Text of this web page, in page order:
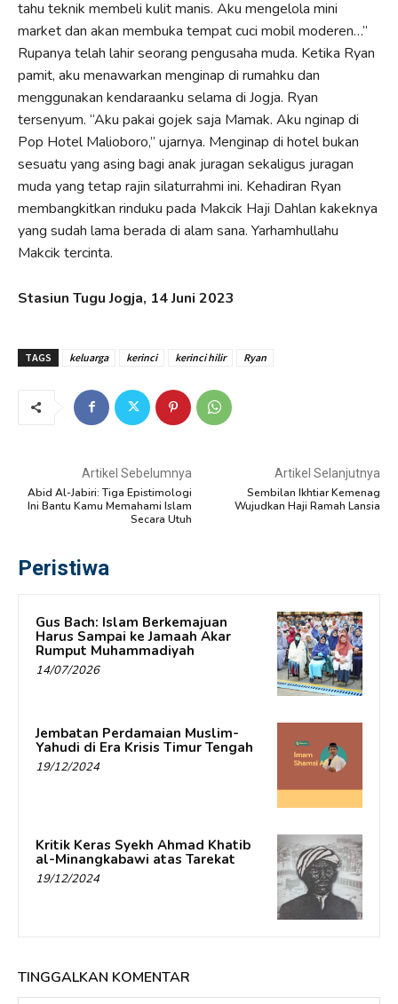
tahu teknik membeli kulit manis. Aku mengelola mini
market dan akan membuka tempat cuci mobil moderen…”
Rupanya telah lahir seorang pengusaha muda. Ketika Ryan
pamit, aku menawarkan menginap di rumahku dan
menggunakan kendaraanku selama di Jogja. Ryan
tersenyum. “Aku pakai gojek saja Mamak. Aku nginap di
Pop Hotel Malioboro,” ujarnya. Menginap di hotel bukan
sesuatu yang asing bagi anak juragan sekaligus juragan
muda yang tetap rajin silaturrahmi ini. Kehadiran Ryan
membangkitkan rinduku pada Makcik Haji Dahlan kakeknya
yang sudah lama berada di alam sana. Yarhamhullahu
Makcik tercinta.
Stasiun Tugu Jogja, 14 Juni 2023
TAGS keluarga kerinci kerinci hilir Ryan
Artikel Sebelumnya
Abid Al-Jabiri: Tiga Epistimologi
Ini Bantu Kamu Memahami Islam
Secara Utuh
Artikel Selanjutnya
Sembilan Ikhtiar Kemenag
Wujudkan Haji Ramah Lansia
Peristiwa
Gus Bach: Islam Berkemajuan
Harus Sampai ke Jamaah Akar
Rumput Muhammadiyah
14/07/2026
Jembatan Perdamaian Muslim-
Yahudi di Era Krisis Timur Tengah
19/12/2024
Kritik Keras Syekh Ahmad Khatib
al-Minangkabawi atas Tarekat
19/12/2024
TINGGALKAN KOMENTAR